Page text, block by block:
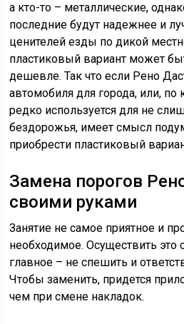
а кто-то – металлические,
последние будут надежнее и
ценителей езды по дикой
пластиковый вариант может
дешевле. Так что если Рено
автомобиля для города, или, по
редко используется для не
бездорожья, имеет смысл
приобрести пластиковый
Замена порогов
своими руками
Занятие не самое приятное и
необходимое. Осуществить
главное – не спешить и
Чтобы заменить, придется
чем при смене накладок.